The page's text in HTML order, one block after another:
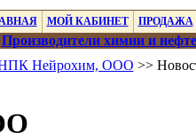
МОЙ КАБИНЕТ ПРОДАЖА
Производители химии и
Нейрохим, ООО >>